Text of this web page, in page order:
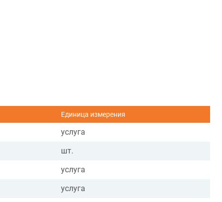
Единица измерения
услуга
шт.
услуга
услуга